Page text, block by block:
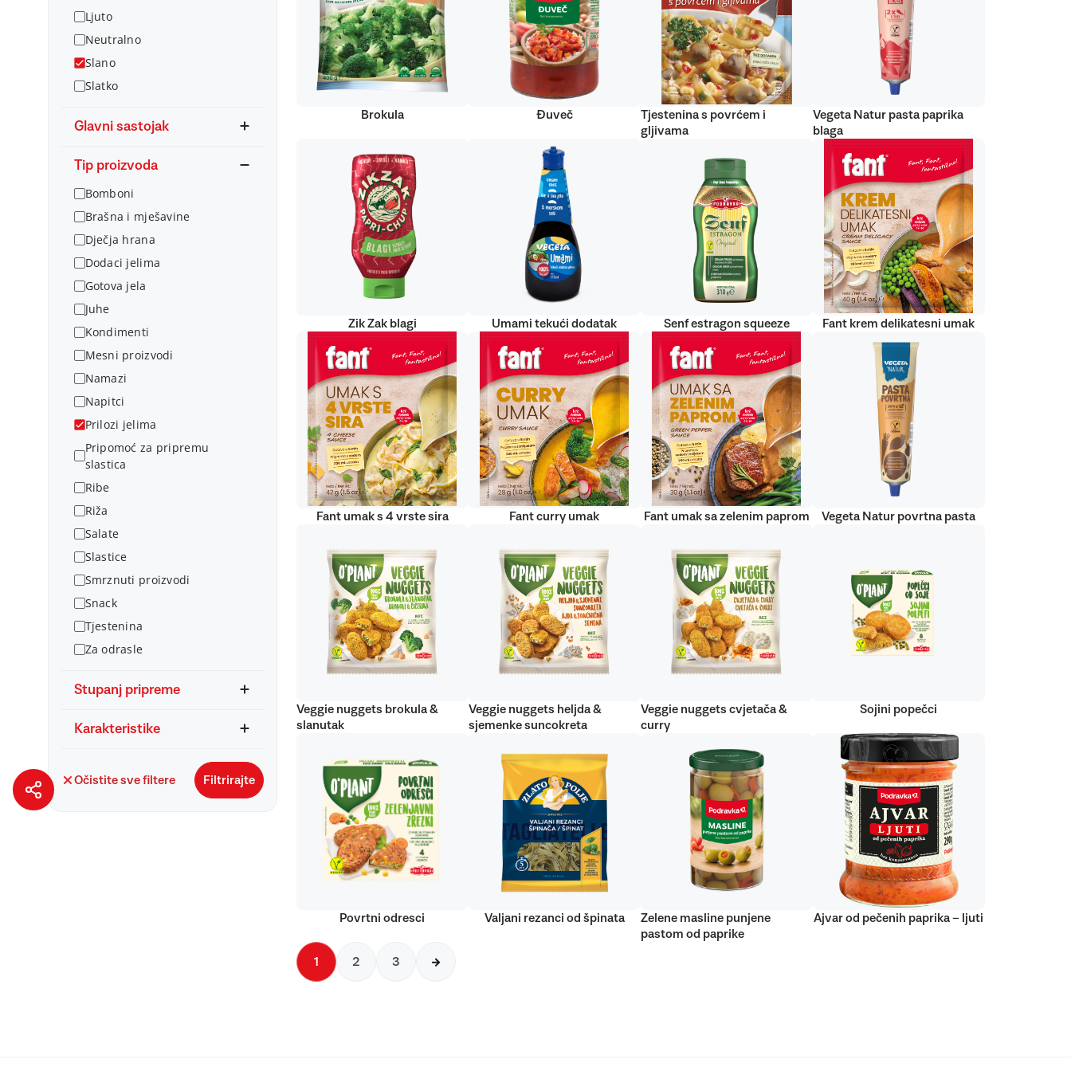
Ljuto
Neutralno
Slano
Slatko
Glavni sastojak
Tip proizvoda
Bomboni
Brašna i mješavine
Dječja hrana
Dodaci jelima
Gotova jela
Juhe
Kondimenti
Mesni proizvodi
Namazi
Napitci
Prilozi jelima
Pripomoć za pripremu
slastica
Ribe
Riža
Salate
Slastice
Smrznuti proizvodi
Snack
Tjestenina
Za odrasle
Stupanj pripreme
Karakteristike
Očistite sve filtere Filtrirajte
Brokula Đuveč
Tjestenina s povrćem i
gljivama
Vegeta Natur pasta paprika
blaga
Zik Zak blagi Umami tekući dodatak Senf estragon squeeze Fant krem delikatesni umak
Fant umak s 4 vrste sira Fant curry umak Fant umak sa zelenim paprom Vegeta Natur povrtna pasta
Veggie nuggets brokula &
slanutak
Veggie nuggets heljda &
sjemenke suncokreta
Veggie nuggets cvjetača &
curry
Sojini popečci
Povrtni odresci Valjani rezanci od špinata
Zelene masline punjene
pastom od paprike
Ajvar od pečenih paprika – ljuti
1 2 3